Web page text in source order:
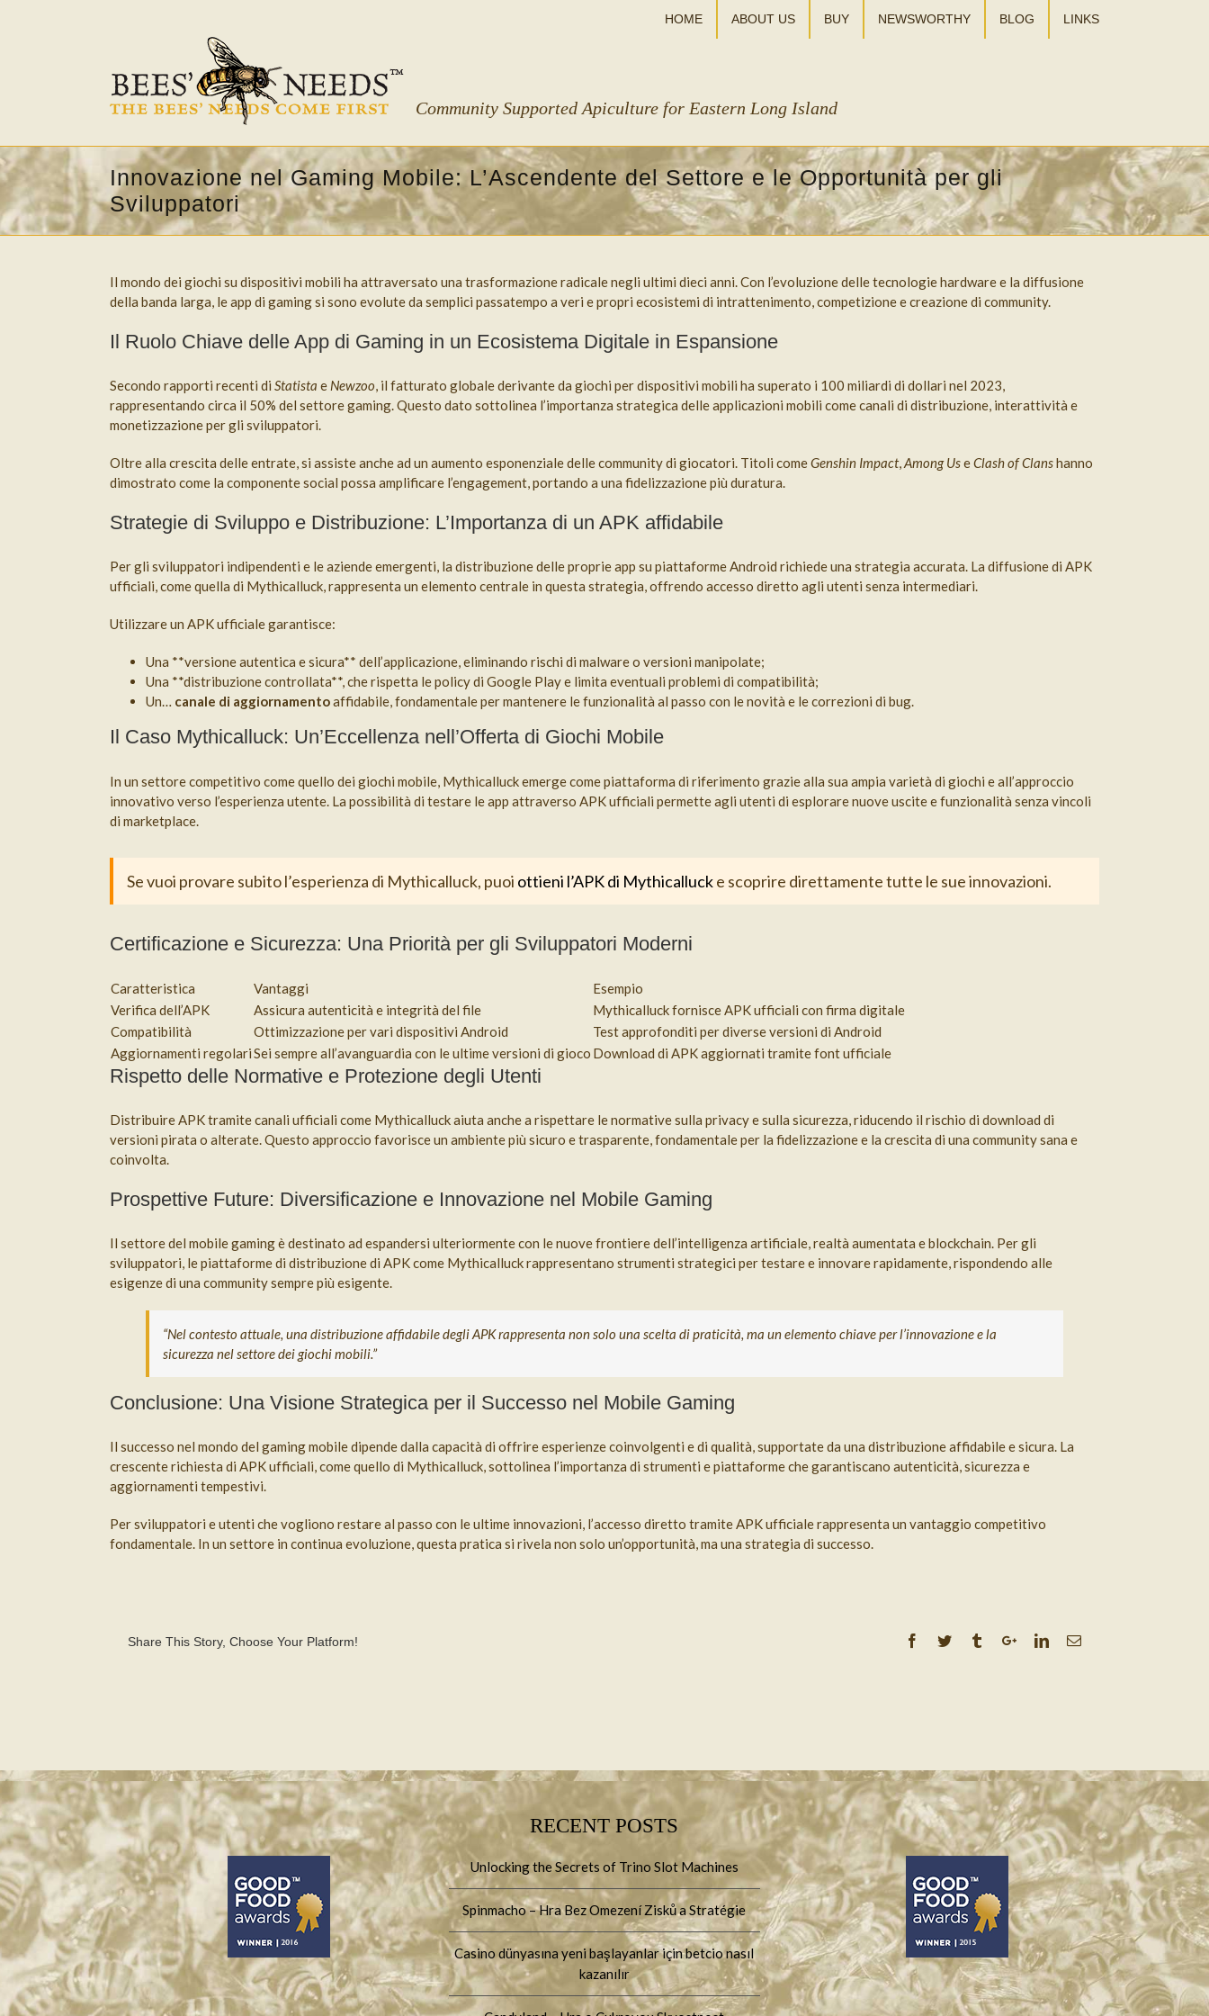
HOME ABOUT US BUY NEWSWORTHY BLOG LINKS
Community Supported Apiculture for Eastern Long Island
Innovazione nel Gaming Mobile: L’Ascendente del Settore e le Opportunità per gli
Sviluppatori
Il mondo dei giochi su dispositivi mobili ha attraversato una trasformazione radicale negli ultimi dieci anni. Con l’evoluzione delle tecnologie hardware e la diffusione
della banda larga, le app di gaming si sono evolute da semplici passatempo a veri e propri ecosistemi di intrattenimento, competizione e creazione di community.
Il Ruolo Chiave delle App di Gaming in un Ecosistema Digitale in Espansione
Secondo rapporti recenti di Statista e Newzoo, il fatturato globale derivante da giochi per dispositivi mobili ha superato i 100 miliardi di dollari nel 2023,
rappresentando circa il 50% del settore gaming. Questo dato sottolinea l’importanza strategica delle applicazioni mobili come canali di distribuzione, interattività e
monetizzazione per gli sviluppatori.
Oltre alla crescita delle entrate, si assiste anche ad un aumento esponenziale delle community di giocatori. Titoli comeGenshin Impact,Among UseClash of Clanshanno
dimostrato come la componente social possa amplificare l’engagement, portando a una fidelizzazione più duratura.
Strategie di Sviluppo e Distribuzione: L’Importanza di un APK affidabile
Per gli sviluppatori indipendenti e le aziende emergenti, la distribuzione delle proprie app su piattaforme Android richiede una strategia accurata. La diffusione di APK
ufficiali, come quella di Mythicalluck, rappresenta un elemento centrale in questa strategia, offrendo accesso diretto agli utenti senza intermediari.
Utilizzare un APK ufficiale garantisce:
Una **versione autentica e sicura** dell’applicazione, eliminando rischi di malware o versioni manipolate;
Una **distribuzione controllata**, che rispetta le policy di Google Play e limita eventuali problemi di compatibilità;
Un… canale di aggiornamentoaffidabile, fondamentale per mantenere le funzionalità al passo con le novità e le correzioni di bug.
Il Caso Mythicalluck: Un’Eccellenza nell’Offerta di Giochi Mobile
In un settore competitivo come quello dei giochi mobile, Mythicalluck emerge come piattaforma di riferimento grazie alla sua ampia varietà di giochi e all’approccio
innovativo verso l’esperienza utente. La possibilità di testare le app attraverso APK ufficiali permette agli utenti di esplorare nuove uscite e funzionalità senza vincoli
di marketplace.
Se vuoi provare subito l’esperienza di Mythicalluck, puoi ottieni l’APK di Mythicallucke scoprire direttamente tutte le sue innovazioni.
Certificazione e Sicurezza: Una Priorità per gli Sviluppatori Moderni
Caratteristica Vantaggi
Esempio
Verifica dell’APK
Assicura autenticità e integrità del file
Mythicalluck fornisce APK ufficiali con firma digitale
Compatibilità
Ottimizzazione per vari dispositivi Android
Test approfonditi per diverse versioni di Android
Aggiornamenti regolariSei sempre all’avanguardia con le ultime versioni di gioco Download di APK aggiornati tramite font ufficiale
Rispetto delle Normative e Protezione degli Utenti
Distribuire APK tramite canali ufficiali come Mythicalluck aiuta anche a rispettare le normative sulla privacy e sulla sicurezza, riducendo il rischio di download di
versioni pirata o alterate. Questo approccio favorisce un ambiente più sicuro e trasparente, fondamentale per la fidelizzazione e la crescita di una community sana e
coinvolta.
Prospettive Future: Diversificazione e Innovazione nel Mobile Gaming
Il settore del mobile gaming è destinato ad espandersi ulteriormente con le nuove frontiere dell’intelligenza artificiale, realtà aumentata e blockchain. Per gli
sviluppatori, le piattaforme di distribuzione di APK come Mythicalluck rappresentano strumenti strategici per testare e innovare rapidamente, rispondendo alle
esigenze di una community sempre più esigente.
“Nel contesto attuale, una distribuzione affidabile degli APK rappresenta non solo una scelta di praticità, ma un elemento chiave per l’innovazione e la
sicurezza nel settore dei giochi mobili.”
Conclusione: Una Visione Strategica per il Successo nel Mobile Gaming
Il successo nel mondo del gaming mobile dipende dalla capacità di offrire esperienze coinvolgenti e di qualità, supportate da una distribuzione affidabile e sicura. La
crescente richiesta di APK ufficiali, come quello di Mythicalluck, sottolinea l’importanza di strumenti e piattaforme che garantiscano autenticità, sicurezza e
aggiornamenti tempestivi.
Per sviluppatori e utenti che vogliono restare al passo con le ultime innovazioni, l’accesso diretto tramite APK ufficiale rappresenta un vantaggio competitivo
fondamentale. In un settore in continua evoluzione, questa pratica si rivela non solo un’opportunità, ma una strategia di successo.
Share This Story, Choose Your Platform!
RECENT POSTS
Unlocking the Secrets of Trino Slot Machines
Spinmacho – Hra Bez Omezení Zisků a Stratégie
Casino dünyasına yeni başlayanlar için betcio nasıl
kazanılır